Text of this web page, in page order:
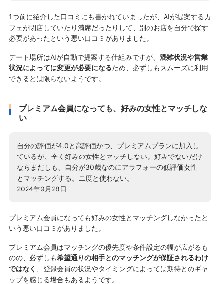
1つ前に紹介した口コミにも書かれていましたが、AIが提案するカ
フェが閉店していたり満席だったりして、別のお店を自分で探す
必要があったという悪い口コミがありました。
デート場所はAIが自動で提案する仕組みですが、 混雑状況や営業
状況によっては変更が必要になるため、必ずしもスムーズに利用
できるとは限らないようです。
プレミアム会員になっても、好みの女性とマッチしな
い
自分の評価が4.0と高評価かつ、プレミアムプランに加入し
ているが、全く好みの女性とマッチしない。好みでないだけ
ならまだしも、自分が30歳なのにアラフォーの低評価女性
とマッチングする。二度と使わない。
2024年9月28日
プレミアム会員になっても好みの女性とマッチングしなかったと
いう悪い口コミがありました。
プレミアム会員はマッチングの優先度や条件設定の幅が広がるも
のの、必ずしも希望通りの相手とのマッチングが保証されるわけ
ではなく
、登録会員の状況やタイミングによっては期待とのギャ
ップを感じる場合もあるようです。